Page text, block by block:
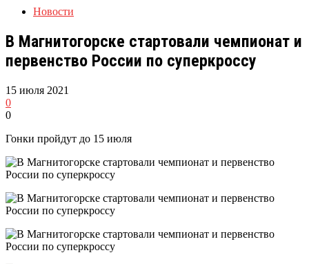
Новости
В Магнитогорске стартовали чемпионат и
первенство России по суперкроссу
15 июля 2021
0
0
Гонки пройдут до 15 июля